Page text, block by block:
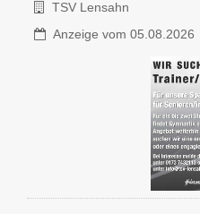
TSV Lensahn
Anzeige vom 05.08.2026